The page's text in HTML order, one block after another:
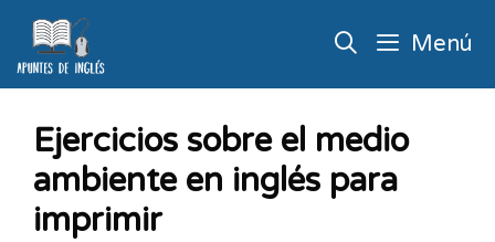
Menú
Ejercicios sobre el medio
ambiente en inglés para
imprimir